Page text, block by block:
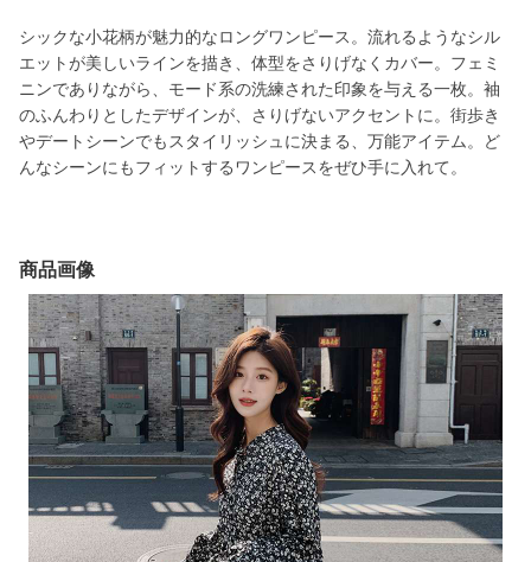
シックな小花柄が魅力的なロングワンピース。流れるようなシル
エットが美しいラインを描き、体型をさりげなくカバー。フェミ
ニンでありながら、モード系の洗練された印象を与える一枚。袖
のふんわりとしたデザインが、さりげないアクセントに。街歩き
やデートシーンでもスタイリッシュに決まる、万能アイテム。ど
んなシーンにもフィットするワンピースをぜひ手に入れて。
商品画像